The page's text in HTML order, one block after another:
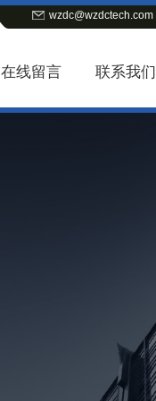
wzdc@wzdctech.com
在线留言 联系我们